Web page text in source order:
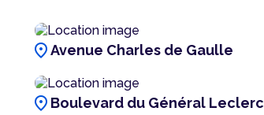
location_onAvenue Charles de Gaulle
location_on Boulevard du Général Leclerc